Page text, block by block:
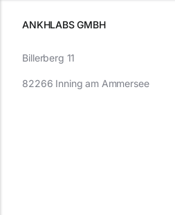
ANKHLABS GMBH
Billerberg 11
82266 Inning am Ammersee